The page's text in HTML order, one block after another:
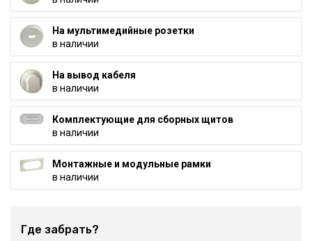
На мультимедийные розетки
в наличии
На вывод кабеля
в наличии
Комплектующие для сборных щитов
в наличии
Монтажные и модульные рамки
в наличии
Где забрать?